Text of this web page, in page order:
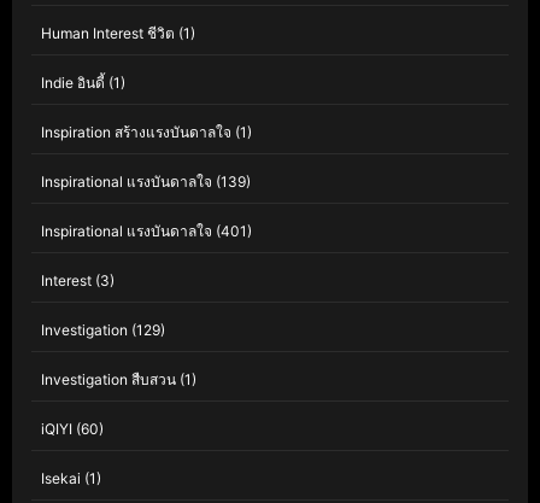
Human Interest ชีวิต (1)
Indie อินดี้ (1)
Inspiration สร้างแรงบันดาลใจ (1)
Inspirational แรงบันดาลใจ (139)
Inspirational แรงบันดาลใจ (401)
Interest (3)
Investigation (129)
Investigation สืบสวน (1)
iQIYI (60)
Isekai (1)